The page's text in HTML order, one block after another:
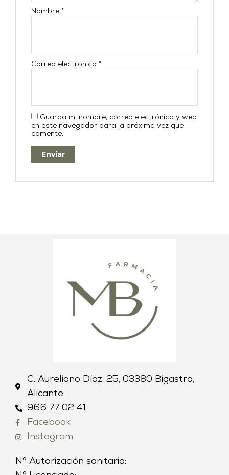
Nombre*
Correo electrónico*
Guarda mi nombre, correo electrónico y web
en este navegador para la próxima vez que
comente.
C. Aureliano Díaz, 25, 03380 Bigastro,
Alicante
966 77 02 41
Facebook
Instagram
Nº Autorización sanitaria: